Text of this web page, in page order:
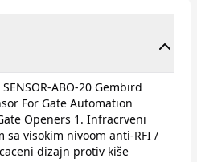
ABO-20 Gembird
For Gate Automation
Openers 1. Infracrveni
sa visokim nivoom anti-RFI /
dizajn protiv kiše